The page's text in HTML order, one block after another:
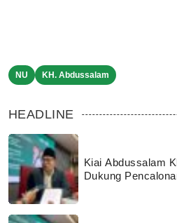
NU KH. Abdussalam
HEADLINE
Kiai Abdussalam
Dukung